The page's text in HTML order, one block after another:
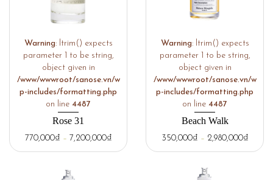
Warning: ltrim() expects
parameter 1 to be string,
object given in
/www/wwwroot/sanose.vn/w
p-includes/formatting.php
on line 4487
Rose 31
770,000₫ – 7,200,000₫
Warning: ltrim() expects
parameter 1 to be string,
object given in
/www/wwwroot/sanose.vn/w
p-includes/formatting.php
on line 4487
Beach Walk
350,000₫ – 2,980,000₫